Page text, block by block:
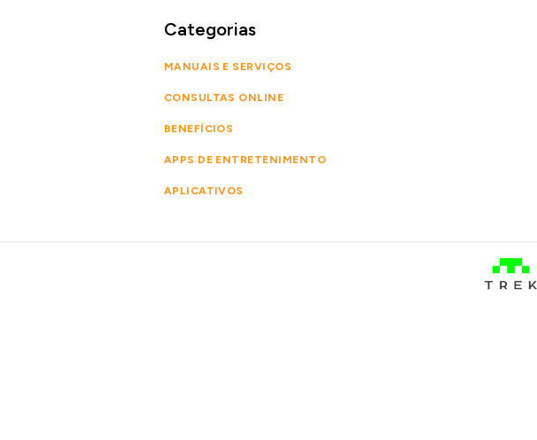
Categorias
MANUAIS E SERVIÇOS
CONSULTAS ONLINE
BENEFÍCIOS
APPS DE ENTRETENIMENTO
APLICATIVOS